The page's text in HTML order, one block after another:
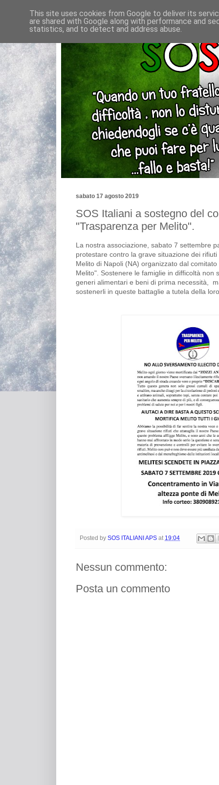
sabato 17 agosto 2019
SOS Italiani a sostegno del
"Trasparenza per Melito".
La nostra associazione, sabato 7 settembre
protestare contro la grave situazione dei
Melito di Napoli (NA) organizzato dal
Melito". Sostenere le famiglie in difficoltà non
generi alimentari e beni di prima necessità,
sostenerli in queste battaglie a tutela della
Posted by SOS ITALIANI APS at 19:04
Nessun commento:
Posta un commento
This site uses cookies from Google to deliver its
are shared with Google along with performance and
statistics, and to detect and address abuse.